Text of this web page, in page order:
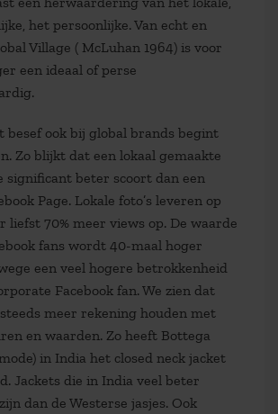
het persoonlijke. Van echt en
Village ( McLuhan 1964) is voor
een ideaal of perse
besef ook bij global brands begint
Zo blijkt dat een lokaal gemaakte
significant beter scoort dan een
Page. Lokale foto’s leveren op
liefst 70% meer views op. De waarde
fans wordt 40-maal hoger
een veel hogere betrokkenheid
Facebook fan. We zien dat
meer rekening houden met
en waarden. Zo heeft Bottega
in India het closed neck jacket
Jackets die in India veel beter
dan de Westerse jasjes. Ook